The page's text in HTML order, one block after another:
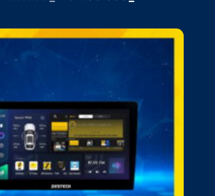
15.900.000₫.
hiện
là:
13.900.000₫.